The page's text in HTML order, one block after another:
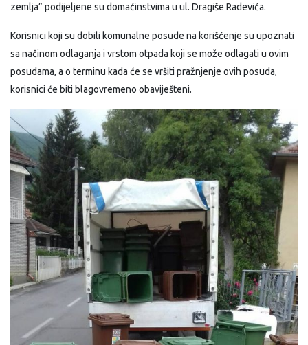
zemlja” podijeljene su domaćinstvima u ul. Dragiše Radevića.
Korisnici koji su dobili komunalne posude na korišćenje su upoznati
sa načinom odlaganja i vrstom otpada koji se može odlagati u ovim
posudama, a o terminu kada će se vršiti pražnjenje ovih posuda,
korisnici će biti blagovremeno obaviješteni.